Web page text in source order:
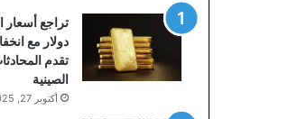
دولار مع
تقدم
الصينية
أكتوبر 27, 2025